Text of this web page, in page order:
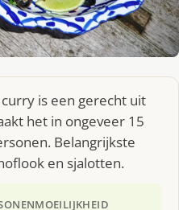
is een gerecht uit
het in ongeveer 15
Belangrijkste
en sjalotten.
MOEILIJKHEID